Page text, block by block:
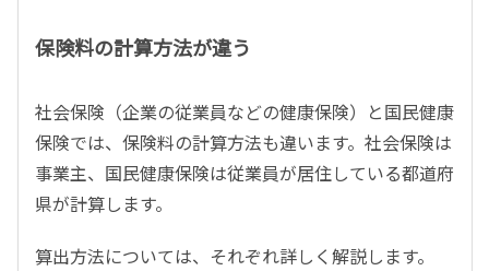
保険料の計算方法が違う
社会保険（企業の従業員などの健康保険）と国民健康
保険では、保険料の計算方法も違います。社会保険は
事業主、国民健康保険は従業員が居住している都道府
県が計算します。
算出方法については、それぞれ詳しく解説します。